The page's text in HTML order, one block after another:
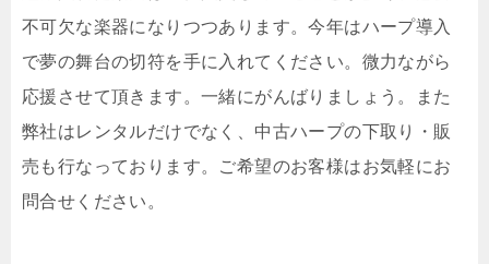
不可欠な楽器になりつつあります。今年はハープ導入
で夢の舞台の切符を手に入れてください。微力ながら
応援させて頂きます。一緒にがんばりましょう。また
弊社はレンタルだけでなく、中古ハープの下取り・販
売も行なっております。ご希望のお客様はお気軽にお
問合せください。